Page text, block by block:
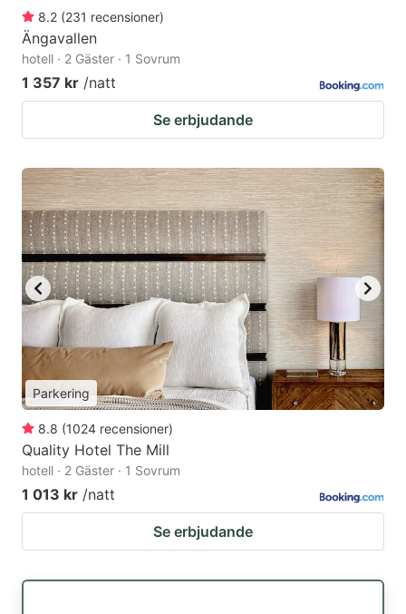
8.2 (231 recensioner)
Ängavallen
hotell · 2 Gäster · 1 Sovrum
1 357 kr /natt
Se erbjudande
Parkering
8.8 (1024 recensioner)
Quality Hotel The Mill
hotell · 2 Gäster · 1 Sovrum
1 013 kr /natt
Se erbjudande